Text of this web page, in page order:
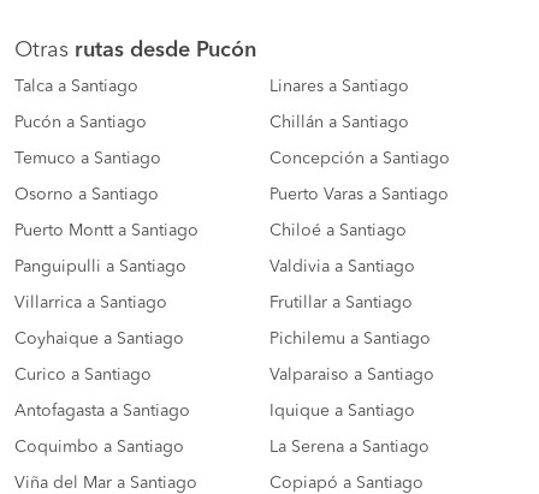
Otras rutas desde Pucón
Talca a Santiago Linares a Santiago
Pucón a Santiago Chillán a Santiago
Temuco a Santiago Concepción a Santiago
Osorno a Santiago Puerto Varas a Santiago
Puerto Montt a Santiago Chiloé a Santiago
Panguipulli a Santiago Valdivia a Santiago
Villarrica a Santiago Frutillar a Santiago
Coyhaique a Santiago Pichilemu a Santiago
Curico a Santiago Valparaiso a Santiago
Antofagasta a Santiago Iquique a Santiago
Coquimbo a Santiago La Serena a Santiago
Viña del Mar a Santiago Copiapó a Santiago